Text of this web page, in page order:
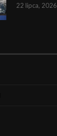
22 lipca, 2026